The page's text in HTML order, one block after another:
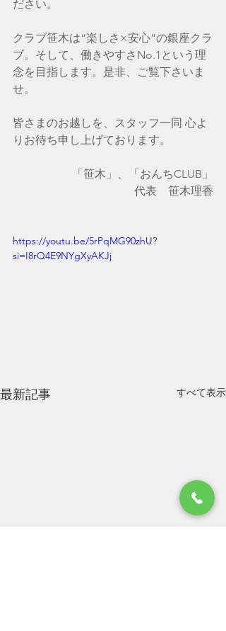
ださい。
クラブ笹木​は“楽しさ×安心”の銀座クラ
ブ。そして、働きやすさNo.1という理
念を目指します。​​​​是非、ご覧下さいま
せ。
皆さまのお越しを、スタッフ一同 心よ
りお待ち申し上げております。​​​​​​​​​​​​​​​​​​​​​​​​​​​​​​​​​​​​​​​​​​​​
「笹木」、「おんちCLUB」
代表　笹木理香
https://youtu.be/5rPqMG90zhU?
si=I8rQ4E9NYgXyAKJj
最新記事 すべて表示